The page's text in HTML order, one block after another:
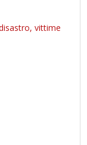
vittime